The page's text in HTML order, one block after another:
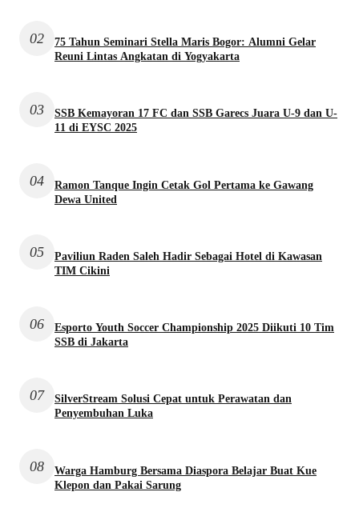
02
75 Tahun Seminari Stella Maris Bogor: Alumni Gelar
Reuni Lintas Angkatan di Yogyakarta
03
SSB Kemayoran 17 FC dan SSB Garecs Juara U-9 dan U-
11 di EYSC 2025
04
Ramon Tanque Ingin Cetak Gol Pertama ke Gawang
Dewa United
05
Paviliun Raden Saleh Hadir Sebagai Hotel di Kawasan
TIM Cikini
06
Esporto Youth Soccer Championship 2025 Diikuti 10 Tim
SSB di Jakarta
07
SilverStream Solusi Cepat untuk Perawatan dan
Penyembuhan Luka
08
Warga Hamburg Bersama Diaspora Belajar Buat Kue
Klepon dan Pakai Sarung